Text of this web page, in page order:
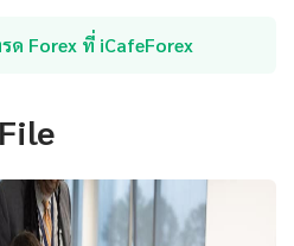
ด Forex ที่ iCafeForex